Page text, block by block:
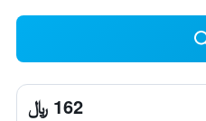
162 ﷼